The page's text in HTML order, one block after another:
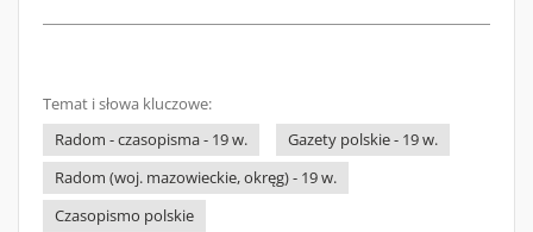
Temat i słowa kluczowe:
Radom - czasopisma - 19 w.
Gazety polskie - 19 w.
Radom (woj. mazowieckie, okręg) - 19 w.
Czasopismo polskie